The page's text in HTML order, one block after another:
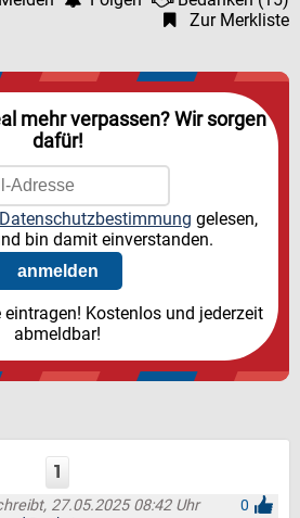
Zur Merkliste
mehr verpassen? Wir sorgen
dafür!
Datenschutzbestimmung gelesen,
bin damit einverstanden.
Kostenlos und jederzeit
abmeldbar!
1
27.05.2025 08:42 Uhr
0